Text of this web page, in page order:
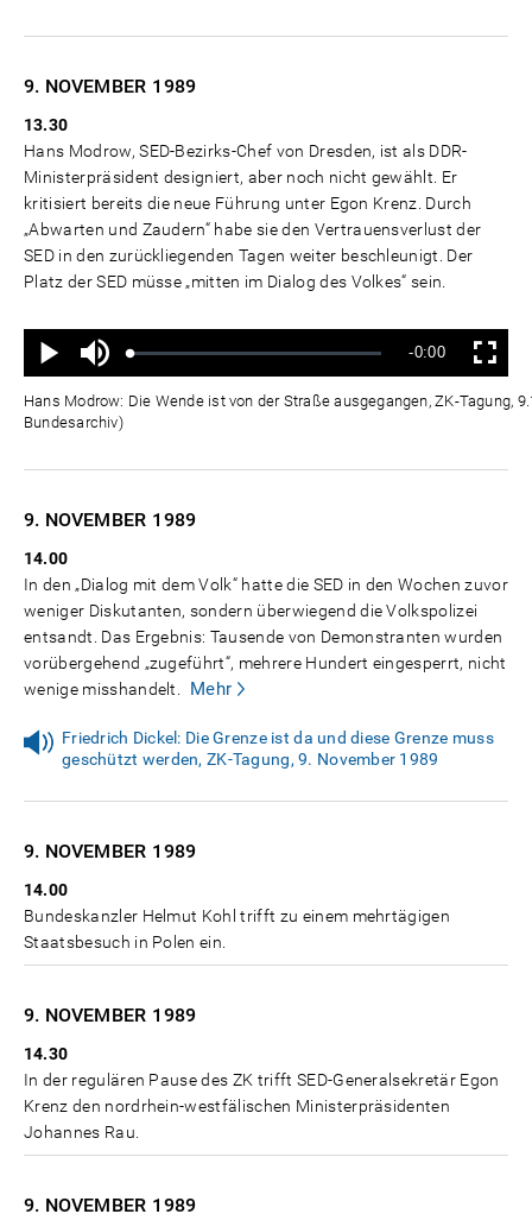
9. NOVEMBER 1989
13.30
Hans Modrow, SED-Bezirks-Chef von Dresden, ist als DDR-
Ministerpräsident designiert, aber noch nicht gewählt. Er
kritisiert bereits die neue Führung unter Egon Krenz. Durch
„Abwarten und Zaudern“ habe sie den Vertrauensverlust der
SED in den zurückliegenden Tagen weiter beschleunigt. Der
Platz der SED müsse „mitten im Dialog des Volkes“ sein.
Wiedergabe
Ton
aus
Geladen:
Status:
Verbleibende
Zeit
-0:00 Vollbild
Hans Modrow: Die Wende ist von der Straße ausgegangen, ZK-Tagung,
Bundesarchiv)
9. NOVEMBER 1989
14.00
In den „Dialog mit dem Volk“ hatte die SED in den Wochen zuvor
weniger Diskutanten, sondern überwiegend die Volkspolizei
entsandt. Das Ergebnis: Tausende von Demonstranten wurden
vorübergehend „zugeführt“, mehrere Hundert eingesperrt, nicht
wenige misshandelt.
Mehr
Friedrich Dickel: Die Grenze ist da und diese Grenze muss
geschützt werden, ZK-Tagung, 9. November 1989
9. NOVEMBER 1989
14.00
Bundeskanzler Helmut Kohl trifft zu einem mehrtägigen
Staatsbesuch in Polen ein.
9. NOVEMBER 1989
14.30
In der regulären Pause des ZK trifft SED-Generalsekretär Egon
Krenz den nordrhein-westfälischen Ministerpräsidenten
Johannes Rau.
9. NOVEMBER 1989